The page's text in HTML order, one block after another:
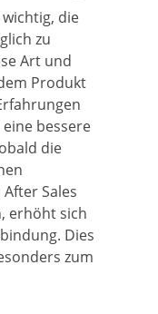
die
zu
Art und
Produkt
bessere
die
Sales
erhöht sich
Dies
zum